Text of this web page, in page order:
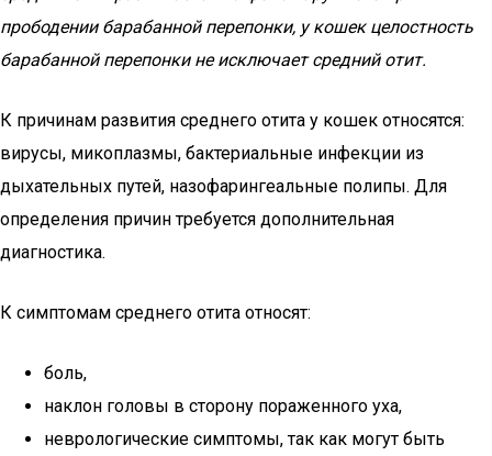
прободении барабанной перепонки, у кошек целостность
барабанной перепонки не исключает средний отит.
К причинам развития среднего отита у кошек относятся:
вирусы, микоплазмы, бактериальные инфекции из
дыхательных путей, назофарингеальные полипы. Для
определения причин требуется дополнительная
диагностика.
К симптомам среднего отита относят:
боль,
наклон головы в сторону пораженного уха,
неврологические симптомы, так как могут быть